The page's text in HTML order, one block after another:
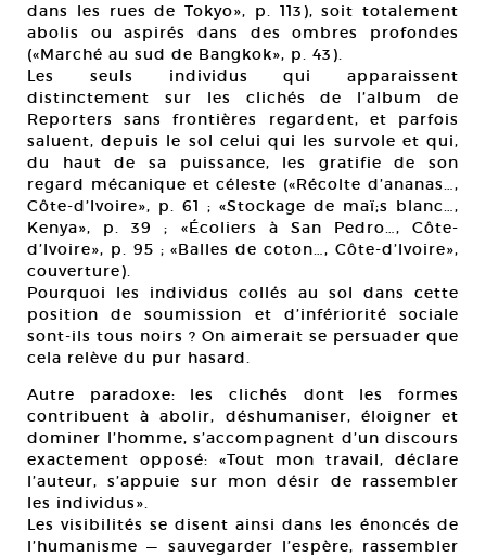
dans les rues de Tokyo», p. 113), soit totalement
abolis ou aspirés dans des ombres profondes
(«Marché au sud de Bangkok», p. 43).
Les seuls individus qui apparaissent
distinctement sur les clichés de l’album de
Reporters sans frontières regardent, et parfois
saluent, depuis le sol celui qui les survole et qui,
du haut de sa puissance, les gratifie de son
regard mécanique et céleste («Récolte d’ananas…,
Côte-d’Ivoire», p. 61 ; «Stockage de maï;s blanc…,
Kenya», p. 39 ; «Écoliers à San Pedro…, Côte-
d’Ivoire», p. 95 ; «Balles de coton…, Côte-d’Ivoire»,
couverture).
Pourquoi les individus collés au sol dans cette
position de soumission et d’infériorité sociale
sont-ils tous noirs ? On aimerait se persuader que
cela relève du pur hasard.
Autre paradoxe: les clichés dont les formes
contribuent à abolir, déshumaniser, éloigner et
dominer l’homme, s’accompagnent d’un discours
exactement opposé: «Tout mon travail, déclare
l’auteur, s’appuie sur mon désir de rassembler
les individus».
Les visibilités se disent ainsi dans les énoncés de
l’humanisme — sauvegarder l’espère, rassembler